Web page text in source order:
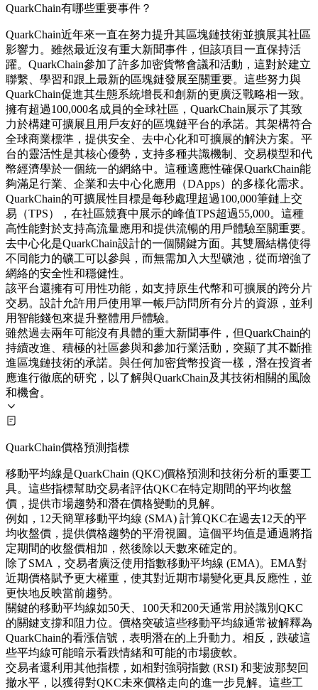
QuarkChain有哪些重要事件？
QuarkChain近年來一直在努力提升其區塊鏈技術並擴展其社區
影響力。雖然最近沒有重大新聞事件，但該項目一直保持活
躍。QuarkChain參加了許多加密貨幣會議和活動，這對於建立
聯繫、學習和跟上最新的區塊鏈發展至關重要。這些努力與
QuarkChain促進其生態系統增長和創新的更廣泛戰略相一致。
擁有超過100,000名成員的全球社區，QuarkChain展示了其致
力於構建可擴展且用戶友好的區塊鏈平台的承諾。其架構符合
全球商業標準，提供安全、去中心化和可擴展的解決方案。平
台的靈活性是其核心優勢，支持多種共識機制、交易模型和代
幣經濟學於一個統一的網絡中。這種適應性確保QuarkChain能
夠滿足行業、企業和去中心化應用（DApps）的多樣化需求。
QuarkChain的可擴展性目標是每秒處理超過100,000筆鏈上交
易（TPS），在社區競賽中展示的峰值TPS超過55,000。這種
高性能對於支持高流量應用和提供流暢的用戶體驗至關重要。
去中心化是QuarkChain設計的一個關鍵方面。其雙層結構使得
不同能力的礦工可以參與，而無需加入大型礦池，從而增強了
網絡的安全性和穩健性。
該平台還擁有可用性功能，如支持原生代幣和可擴展的跨分片
交易。設計允許用戶使用單一帳戶訪問所有分片的資源，並利
用智能錢包來提升整體用戶體驗。
雖然過去兩年可能沒有具體的重大新聞事件，但QuarkChain的
持續改進、積極的社區參與和參加行業活動，突顯了其不斷推
進區塊鏈技術的承諾。與任何加密貨幣投資一樣，潛在投資者
應進行徹底的研究，以了解與QuarkChain及其技術相關的風險
和機會。
QuarkChain價格預測指標
移動平均線是QuarkChain (QKC)價格預測和技術分析的重要工
具。這些指標幫助交易者評估QKC在特定期間的平均收盤
價，提供市場趨勢和潛在價格變動的見解。
例如，12天簡單移動平均線 (SMA) 計算QKC在過去12天的平
均收盤價，提供價格趨勢的平滑視圖。這個平均值是通過將指
定期間的收盤價相加，然後除以天數來確定的。
除了SMA，交易者廣泛使用指數移動平均線 (EMA)。EMA對
近期價格賦予更大權重，使其對近期市場變化更具反應性，並
更快地反映當前趨勢。
關鍵的移動平均線如50天、100天和200天通常用於識別QKC
的關鍵支撐和阻力位。價格突破這些移動平均線通常被解釋為
QuarkChain的看漲信號，表明潛在的上升動力。相反，跌破這
些平均線可能暗示看跌情緒和可能的市場疲軟。
交易者還利用其他指標，如相對強弱指數 (RSI) 和斐波那契回
撤水平，以獲得對QKC未來價格走向的進一步見解。這些工